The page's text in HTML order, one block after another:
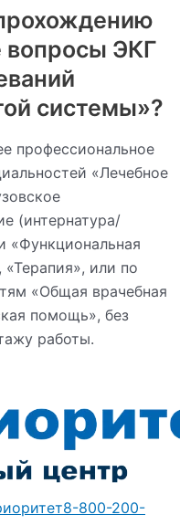
вопросы ЭКГ
системы»?
профессиональное
«Лечебное
(интернатура/
«Функциональная
«Терапия», или по
«Общая врачебная
помощь», без
работы.
8-800-200-